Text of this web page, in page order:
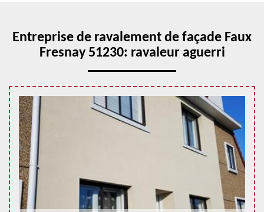
Entreprise de ravalement de façade Faux
Fresnay 51230: ravaleur aguerri